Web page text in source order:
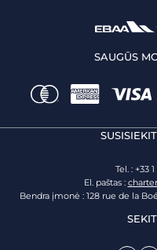
SAUGŪS
Tel. : +33
El. paštas :
Bendra įmonė : 128 rue de la